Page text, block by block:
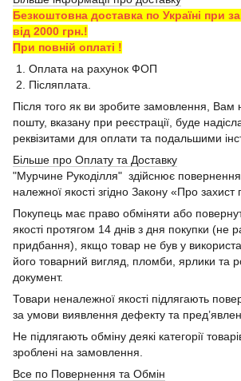
Безкоштовна доставка по Україні при
від 2000 грн.!
При повній оплаті !
1. Оплата на рахунок ФОП
2. Післяплата.
Після того як ви зробите замовлення, Вам
пошту, вказану при реєстрації, буде
реквізитами для оплати та подальшими
Більше про Оплату та Доставку
"Мурчине Рукоділля" здійснює повернення
належної якості згідно Закону «Про захист
Покупець має право обміняти або
якості протягом 14 днів з дня покупки (не
придбання), якщо товар не був у
його товарний вигляд, пломби, ярлики та
документ.
Товари неналежної якості підлягають
за умови виявлення дефекту та
Не підлягають обміну деякі категорії
зроблені на замовлення.
Все по Повернення та Обмін